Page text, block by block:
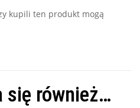
kupili ten produkt mogą
się również…